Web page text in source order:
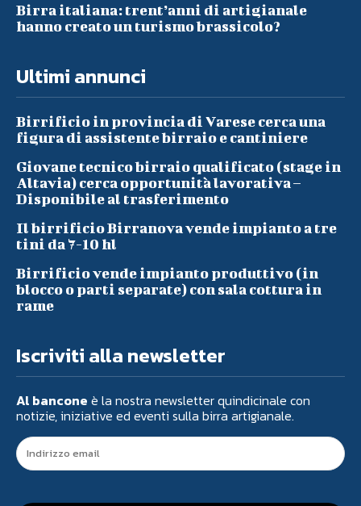
Birra italiana: trent’anni di artigianale
hanno creato un turismo brassicolo?
Ultimi annunci
Birrificio in provincia di Varese cerca una
figura di assistente birraio e cantiniere
Giovane tecnico birraio qualificato (stage in
Altavia) cerca opportunità lavorativa –
Disponibile al trasferimento
Il birrificio Birranova vende impianto a tre
tini da 7-10 hl
Birrificio vende impianto produttivo (in
blocco o parti separate) con sala cottura in
rame
Iscriviti alla newsletter
Al bancone è la nostra newsletter quindicinale con
notizie, iniziative ed eventi sulla birra artigianale.